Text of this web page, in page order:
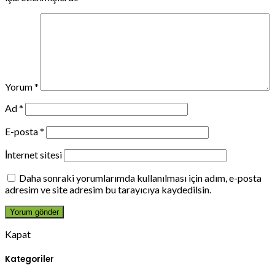
Yorum*
Ad*
E-posta*
İnternet sitesi
Daha sonraki yorumlarımda kullanılması için adım, e-posta
adresim ve site adresim bu tarayıcıya kaydedilsin.
Kapat
Kategoriler